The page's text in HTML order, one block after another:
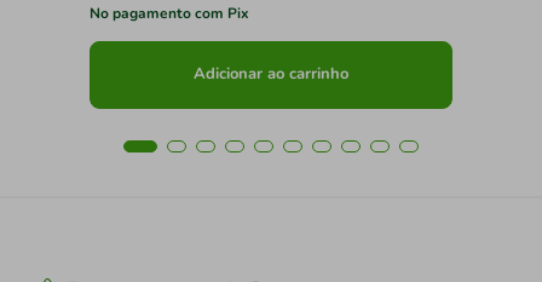
No pagamento com Pix
Adicionar ao carrinho